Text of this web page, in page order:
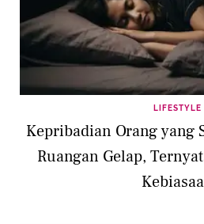
LIFESTYLE
Kepribadian Orang yang
Ruangan Gelap,